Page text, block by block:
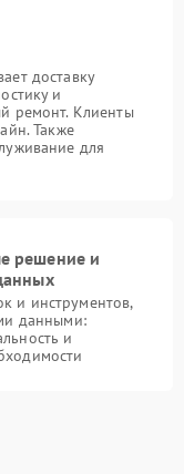
доставку
и
ремонт. Клиенты
Также
для
решение и
и инструментов,
данными:
и